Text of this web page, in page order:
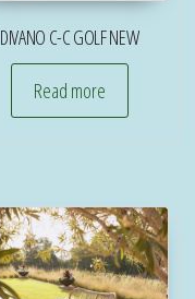
DIVANO C-C GOLF NEW
Read more